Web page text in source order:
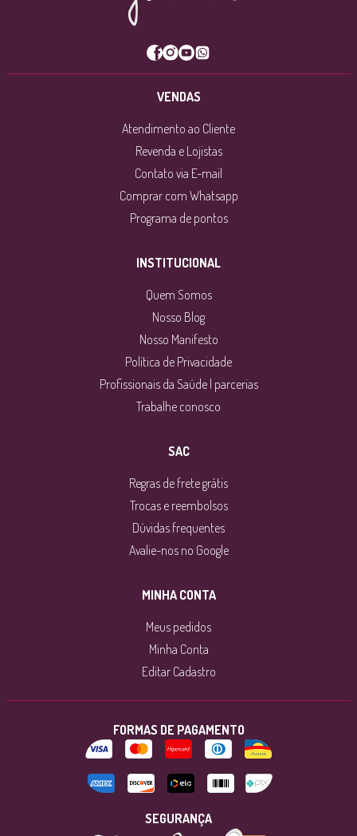
VENDAS
Atendimento ao Cliente
Revenda e Lojistas
Contato via E-mail
Comprar com Whatsapp
Programa de pontos
INSTITUCIONAL
Quem Somos
Nosso Blog
Nosso Manifesto
Política de Privacidade
Profissionais da Saúde | parcerias
Trabalhe conosco
SAC
Regras de frete grátis
Trocas e reembolsos
Dúvidas frequentes
Avalie-nos no Google
MINHA CONTA
Meus pedidos
Minha Conta
Editar Cadastro
FORMAS DE PAGAMENTO
SEGURANÇA